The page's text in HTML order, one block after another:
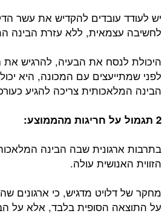
יש לעודד עובדים להקדיש את עשר
לחשיבה עצמאית, ללא עזרת הבינה
היכולת לנסח את הבעיה, להרגיש את
לפני שמתייעצים עם המכונה, היא
הבינה המלאכותית צריכה להגיע
2 תגמול על חריגות מהממוצע:
בתרבות ארגונית שבה הבינה
הזווית האנושית עולה.
מחקר של דלויט מדגיש, כי ארגונים
על התוצאה הסופית בלבד, אלא על